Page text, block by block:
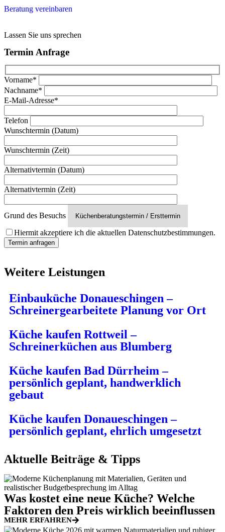
Beratung vereinbaren
Lassen Sie uns sprechen
Termin Anfrage
Vorname*
Nachname*
E-Mail-Adresse*
Telefon
Wunschtermin (Datum)
Wunschtermin (Zeit)
Alternativtermin (Datum)
Alternativtermin (Zeit)
Grund des Besuchs
Hiermit akzeptiere ich die aktuellen Datenschutzbestimmungen.
Weitere Leistungen
Einbauküche Donaueschingen –
Schreinergearbeitete Planung vor Ort
Küche kaufen Rottweil –
Schreinerküchen aus Blumberg
Küche kaufen Bad Dürrheim –
persönlich geplant, handwerklich
gebaut
Küche kaufen Donaueschingen –
persönlich geplant, ehrlich umgesetzt
Aktuelle Beiträge & Tipps
Was kostet eine neue Küche? Welche
Faktoren den Preis wirklich beeinflussen
MEHR ERFAHREN